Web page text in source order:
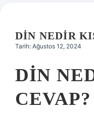
Hakkımızda
DIN NEDIR
Tarih: Ağustos 12, 2024
DIN
CEVAP?